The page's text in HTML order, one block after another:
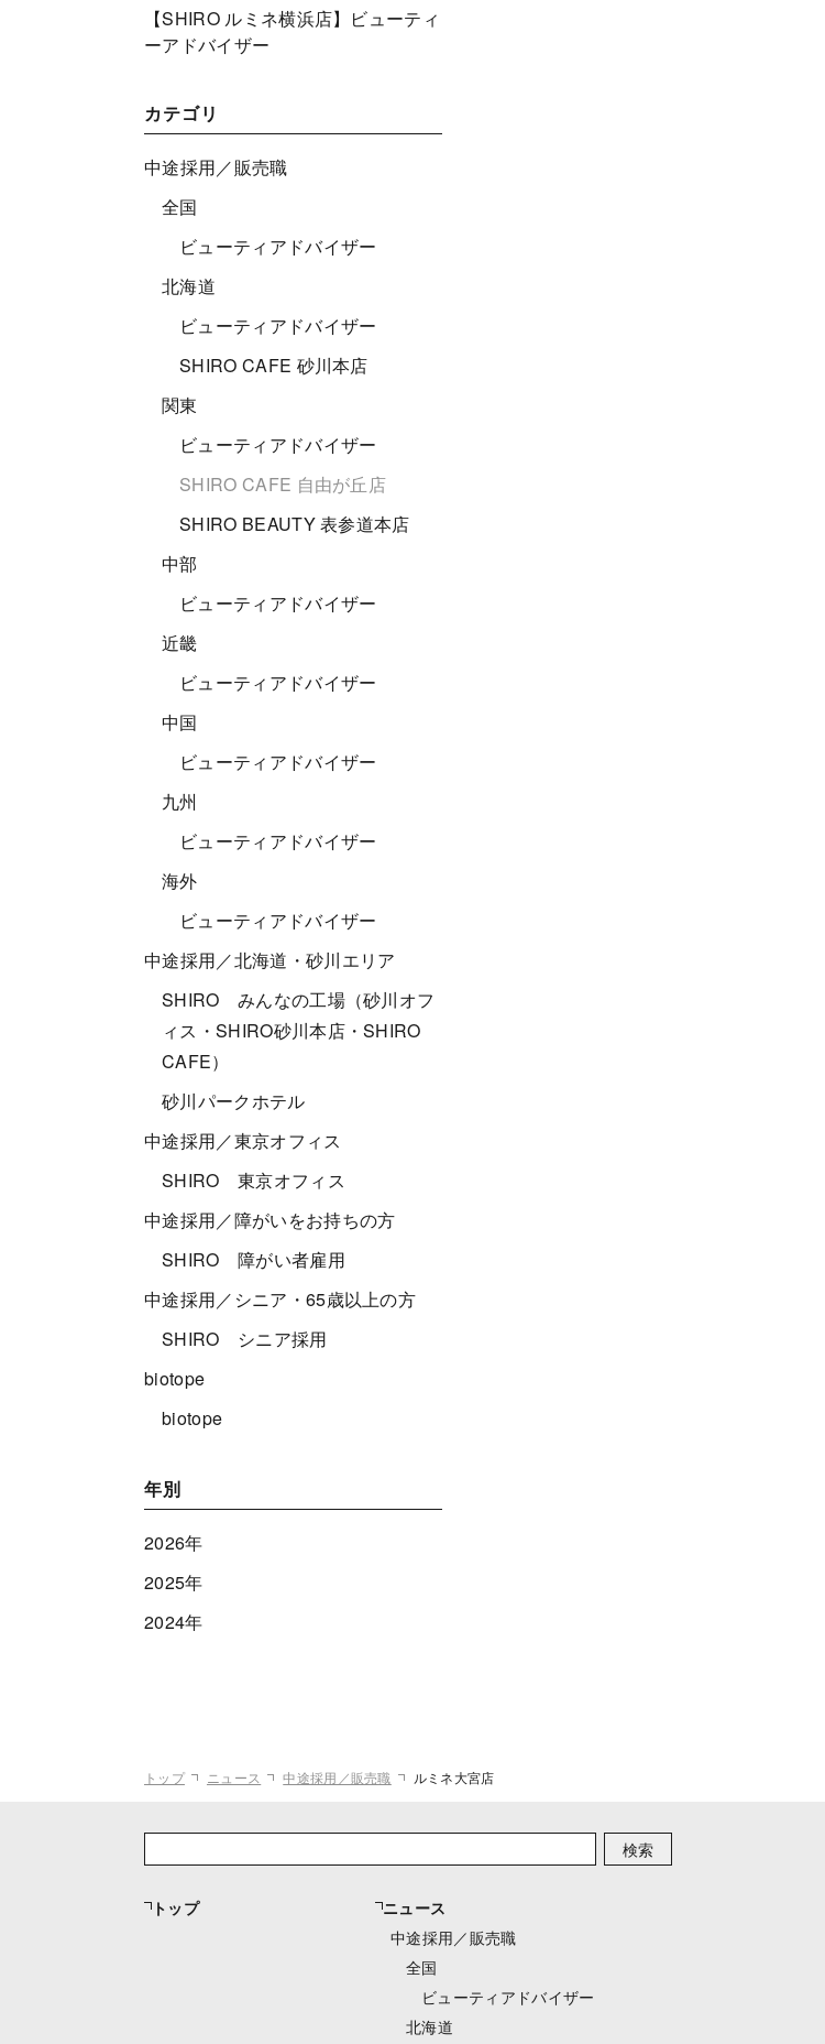
【SHIRO ルミネ横浜店】ビューティ
ーアドバイザー
カテゴリ
中途採用／販売職
全国
ビューティアドバイザー
北海道
ビューティアドバイザー
SHIRO CAFE 砂川本店
関東
ビューティアドバイザー
SHIRO CAFE 自由が丘店
SHIRO BEAUTY 表参道本店
中部
ビューティアドバイザー
近畿
ビューティアドバイザー
中国
ビューティアドバイザー
九州
ビューティアドバイザー
海外
ビューティアドバイザー
中途採用／北海道・砂川エリア
SHIRO みんなの工場（砂川オフ
ィス・SHIRO砂川本店・SHIRO
CAFE）
砂川パークホテル
中途採用／東京オフィス
SHIRO 東京オフィス
中途採用／障がいをお持ちの方
SHIRO 障がい者雇用
中途採用／シニア・65歳以上の方
SHIRO シニア採用
biotope
biotope
年別
2026年
2025年
2024年
トップ ニュース 中途採用／販売職 ルミネ大宮店
検索
トップ
ニュース
中途採用／販売職
全国
ビューティアドバイザー
北海道